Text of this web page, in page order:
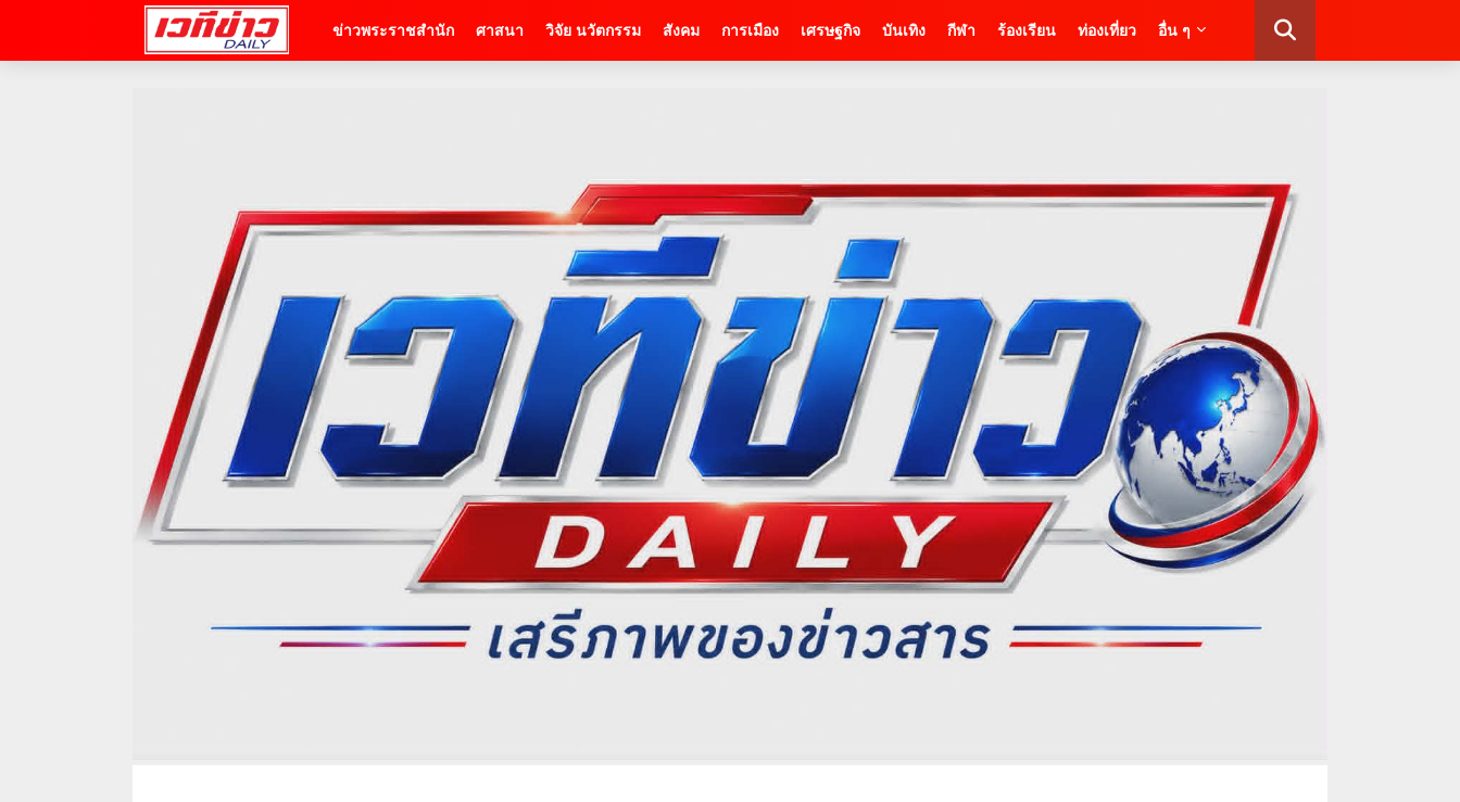
ข่าวพระราชสำนัก ศาสนา วิจัย นวัตกรรม สังคม การเมือง เศรษฐกิจ บันเทิง กีฬา ร้องเรียน ท่องเที่ยว อื่น ๆ